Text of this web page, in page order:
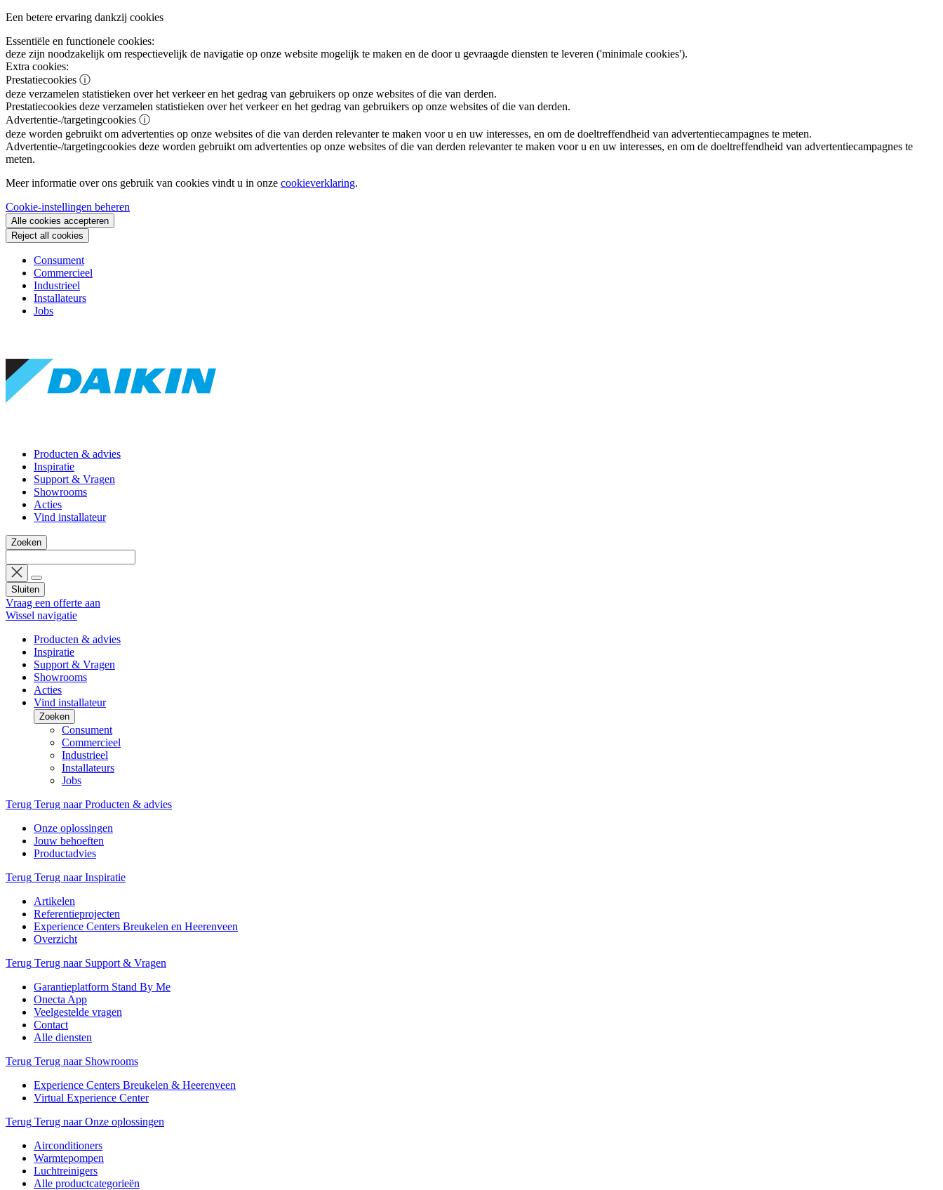
Een betere ervaring dankzij cookies
Essentiële en functionele cookies:
deze zijn noodzakelijk om respectievelijk de navigatie op onze website mogelijk te maken en de door u gevraagde diensten te leveren ('minimale cookies').
Extra cookies:
Prestatiecookies ⓘ
deze verzamelen statistieken over het verkeer en het gedrag van gebruikers op onze websites of die van derden.
Prestatiecookies deze verzamelen statistieken over het verkeer en het gedrag van gebruikers op onze websites of die van derden.
Advertentie-/targetingcookies ⓘ
deze worden gebruikt om advertenties op onze websites of die van derden relevanter te maken voor u en uw interesses, en om de doeltreffendheid van advertentiecampagnes te meten.
Advertentie-/targetingcookies deze worden gebruikt om advertenties op onze websites of die van derden relevanter te maken voor u en uw interesses, en om de doeltreffendheid van advertentiecampagnes te
meten.
Meer informatie over ons gebruik van cookies vindt u in onze cookieverklaring.
Cookie-instellingen beheren
Alle cookies accepteren
Reject all cookies
Consument
Commercieel
Industrieel
Installateurs
Jobs
Producten & advies
Inspiratie
Support & Vragen
Showrooms
Acties
Vind installateur
Zoeken
Sluiten
Vraag een offerte aan
Wissel navigatie
Producten & advies
Inspiratie
Support & Vragen
Showrooms
Acties
Vind installateur
Zoeken
Consument
Commercieel
Industrieel
Installateurs
Jobs
Terug Terug naar Producten & advies
Onze oplossingen
Jouw behoeften
Productadvies
Terug Terug naar Inspiratie
Artikelen
Referentieprojecten
Experience Centers Breukelen en Heerenveen
Overzicht
Terug Terug naar Support & Vragen
Garantieplatform Stand By Me
Onecta App
Veelgestelde vragen
Contact
Alle diensten
Terug Terug naar Showrooms
Experience Centers Breukelen & Heerenveen
Virtual Experience Center
Terug Terug naar Onze oplossingen
Airconditioners
Warmtepompen
Luchtreinigers
Alle productcategorieën